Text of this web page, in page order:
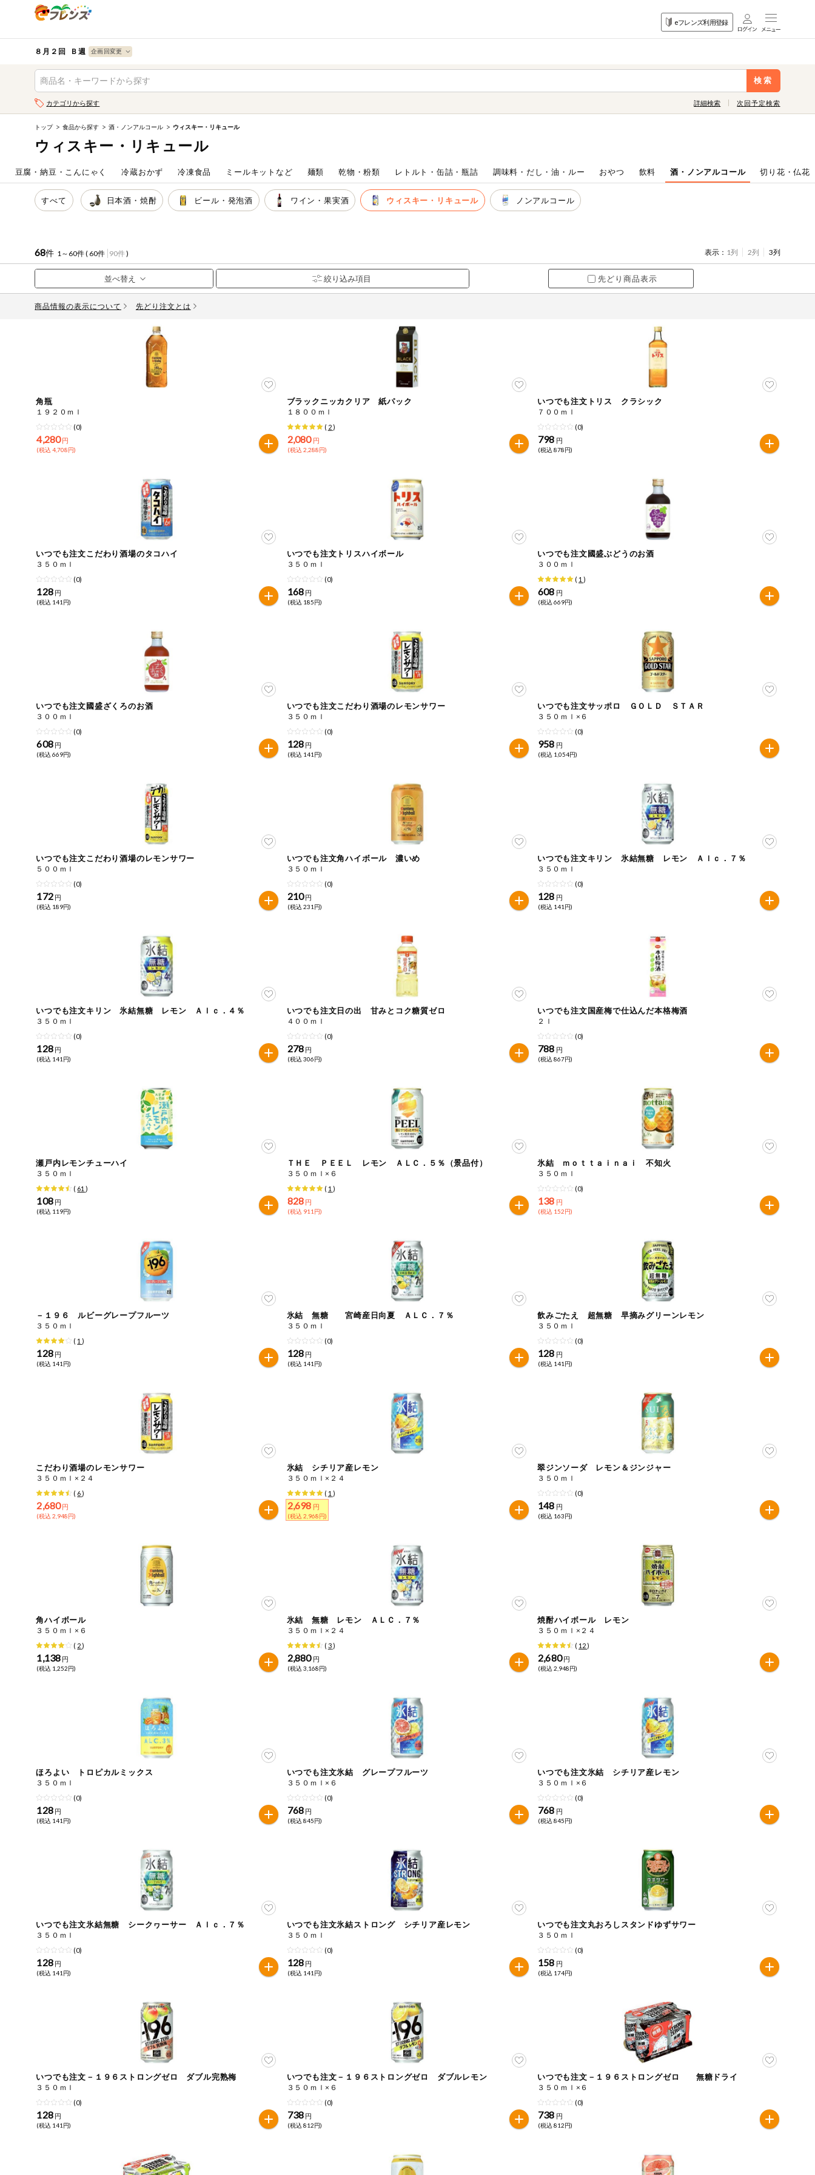
eフレンズ利用登録
ログイン
生協加入はこちら
登録から開始まで
注文番号注文
お気に入り注文
注文履歴注文
人気カテゴリ
食品から探す
毎週自動お届け商品
毎週自動お届け商品を確認する
専門ショップサイト
コープしがのサービス
アプリのダウンロード
PC版サイトを表示
８月２回 Ｂ週
検索
果物
肉・ハム・ソ
ーセージ
魚介・加工品
米・雑穀など
パン・ジャム
豆腐・納豆・
こんにゃく
など
麺類
おやつ
飲料
ーパー
コスメ＆ボデ
ィケア
ベビー
先着限定企画
スマート・ワ
今週の新登場
よりどりでお
トク
かんたん調理
オーガニック
ベビー・キッ
ズ関連
エシカル
健康志向食品
果物すべて
カテゴリから探す 詳細検索
検索条件を指定してください。全項目に条件を指定しなくても検索できます。
キーワード
キーワードをすべて含む
いずれかのキーワードを含む
メーカー名
カテゴリ
特定原材料と特定原材料に準ずるものが含まれていない商品を検索できます。
特定原材料
小麦 落花生 えび
あわび カシューナッツ ごま
マカダミアナッツ もも りんご
アレルゲン情報は、商品企画時の情報のため、ご使用前には必ず商品パッケージの表示をご確認ください。
特定原材料に準ずるものは、お取引先から情報提供のあった範囲でのお知らせです。
次回予定検索
トップ 食品から探す 酒・ノンアルコール ウィスキー・リキュール
ウィスキー・リキュール
豆腐・納豆・こんにゃく 冷蔵おかず 冷凍食品 ミールキットなど 麺類 乾物・粉類 レトルト・缶詰・瓶詰 調味料・だし・油・ルー おやつ 飲料 酒・ノンアルコール 切り花・仏花
すべて 日本酒・焼酎 ビール・発泡酒 ワイン・果実酒 ウィスキー・リキュール ノンアルコール
68件 1～60件 ( 60件 90件) 表示： 1列 2列 3列
先どり商品表示
商品情報の表示について 先どり注文とは
角瓶
１９２０ｍｌ
(0)
4,280 円
(税込 4,708円)
ブラックニッカクリア 紙パック
１８００ｍｌ
( 2)
2,080 円
(税込 2,288円)
いつでも注文トリス クラシック
７００ｍｌ
(0)
798 円
(税込 878円)
いつでも注文こだわり酒場のタコハイ
３５０ｍｌ
(0)
128 円
(税込 141円)
いつでも注文トリスハイボール
３５０ｍｌ
(0)
168 円
(税込 185円)
いつでも注文國盛ぶどうのお酒
３００ｍｌ
( 1 )
608 円
(税込 669円)
いつでも注文國盛ざくろのお酒
３００ｍｌ
(0)
608 円
(税込 669円)
いつでも注文こだわり酒場のレモンサワー
３５０ｍｌ
(0)
128 円
(税込 141円)
いつでも注文サッポロ ＧＯＬＤ ＳＴＡＲ
３５０ｍｌ×６
(0)
958 円
(税込 1,054円)
いつでも注文こだわり酒場のレモンサワー
５００ｍｌ
(0)
172 円
(税込 189円)
いつでも注文角ハイボール 濃いめ
３５０ｍｌ
(0)
210 円
(税込 231円)
いつでも注文キリン 氷結無糖 レモン Ａｌｃ．７％
３５０ｍｌ
(0)
128 円
(税込 141円)
いつでも注文キリン 氷結無糖 レモン Ａｌｃ．４％
３５０ｍｌ
(0)
128 円
(税込 141円)
いつでも注文日の出 甘みとコク糖質ゼロ
４００ｍｌ
(0)
278 円
(税込 306円)
いつでも注文国産梅で仕込んだ本格梅酒
２ｌ
(0)
788 円
(税込 867円)
瀬戸内レモンチューハイ
３５０ｍｌ
( 61 )
108 円
(税込 119円)
ＴＨＥ ＰＥＥＬ レモン ＡＬＣ．５％（景品付）
３５０ｍｌ×６
( 1 )
828 円
(税込 911円)
氷結 ｍｏｔｔａｉｎａｉ 不知火
３５０ｍｌ
(0)
138 円
(税込 152円)
－１９６ ルビーグレープフルーツ
３５０ｍｌ
( 1 )
128 円
(税込 141円)
氷結 無糖 宮崎産日向夏 ＡＬＣ．７％
３５０ｍｌ
(0)
128 円
(税込 141円)
飲みごたえ 超無糖 早摘みグリーンレモン
３５０ｍｌ
(0)
128 円
(税込 141円)
こだわり酒場のレモンサワー
３５０ｍｌ×２４
( 6)
2,680 円
(税込 2,948円)
氷結 シチリア産レモン
３５０ｍｌ×２４
( 1 )
2,698 円
(税込 2,968円)
翠ジンソーダ レモン＆ジンジャー
３５０ｍｌ
(0)
148 円
(税込 163円)
角ハイボール
３５０ｍｌ×６
( 2)
1,138 円
(税込 1,252円)
氷結 無糖 レモン ＡＬＣ．７％
３５０ｍｌ×２４
( 3)
2,880 円
(税込 3,168円)
焼酎ハイボール レモン
３５０ｍｌ×２４
( 12)
2,680 円
(税込 2,948円)
ほろよい トロピカルミックス
３５０ｍｌ
(0)
128 円
(税込 141円)
いつでも注文氷結 グレープフルーツ
３５０ｍｌ×６
(0)
768 円
(税込 845円)
いつでも注文氷結 シチリア産レモン
３５０ｍｌ×６
(0)
768 円
(税込 845円)
いつでも注文氷結無糖 シークヮーサー Ａｌｃ．７％
３５０ｍｌ
(0)
128 円
(税込 141円)
いつでも注文氷結ストロング シチリア産レモン
３５０ｍｌ
(0)
128 円
(税込 141円)
いつでも注文丸おろしスタンドゆずサワー
３５０ｍｌ
(0)
158 円
(税込 174円)
いつでも注文－１９６ストロングゼロ ダブル完熟梅
３５０ｍｌ
(0)
128 円
(税込 141円)
いつでも注文－１９６ストロングゼロ ダブルレモン
３５０ｍｌ×６
(0)
738 円
(税込 812円)
いつでも注文－１９６ストロングゼロ 無糖ドライ
３５０ｍｌ×６
(0)
738 円
(税込 812円)